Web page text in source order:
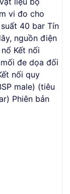
vi đo cho
40 bar Tín
nguồn điện
Kết nối
đe dọa đối
nối quy
male) (tiêu
Phiên bản